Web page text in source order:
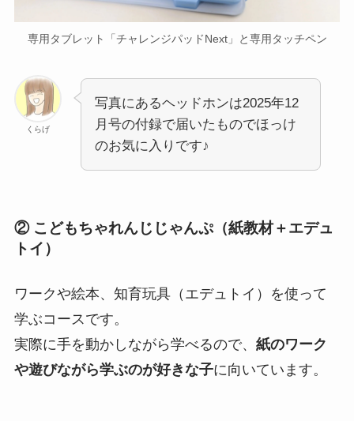
専用タブレット「チャレンジパッドNext」と専用タッチペン
くらげ
写真にあるヘッドホンは2025年12
月号の付録で届いたものでほっけ
のお気に入りです♪
② こどもちゃれんじじゃんぷ（紙教材＋エデュ
トイ）
ワークや絵本、知育玩具（エデュトイ）を使って
学ぶコースです。
実際に手を動かしながら学べるので、 紙のワーク
や遊びながら学ぶのが好きな子に向いています。